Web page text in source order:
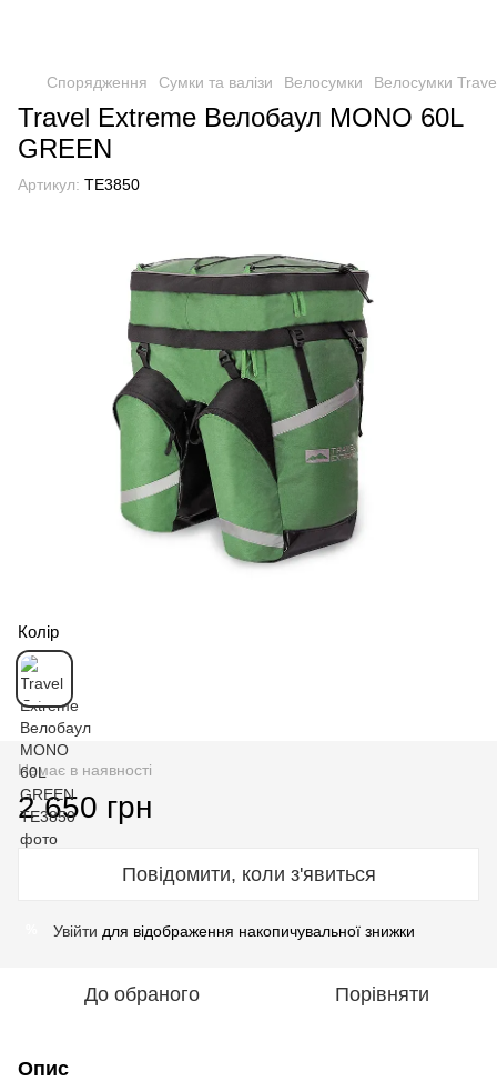
Спорядження Сумки та валізи Велосумки Велосумки
Travel Extreme Велобаул MONO 60L
GREEN
Артикул: TE3850
Колір
Немає в наявності
2 650 грн
Повідомити, коли з'явиться
Увійти для відображення накопичувальної знижки
До обраного Порівняти
Опис